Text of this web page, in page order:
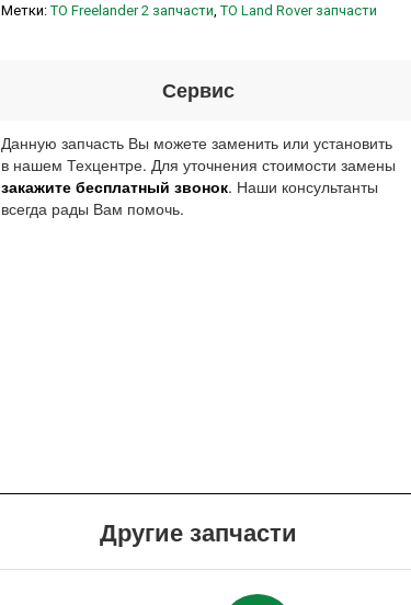
Метки:ТО Freelander 2 запчасти,ТО Land Rover запчасти
Сервис
Данную запчасть Вы можете заменить или установить
в нашем Техцентре. Для уточнения стоимости замены
закажите бесплатный звонок. Наши консультанты
всегда рады Вам помочь.
Другие запчасти